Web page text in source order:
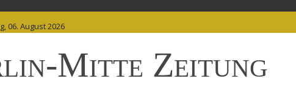
06. August 2026
Mitte Zeitung